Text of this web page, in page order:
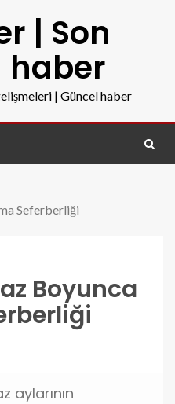
| Son
haber
| Güncel haber
Seferberliği
Boyunca
aylarının